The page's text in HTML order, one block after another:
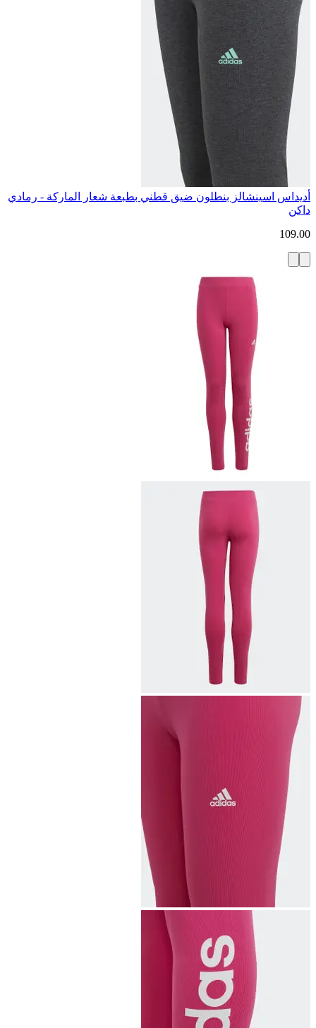
أديداس اسينشالز بنطلون ضيق قطني بطبعة شعار الماركة - رمادي
داكن
109.00